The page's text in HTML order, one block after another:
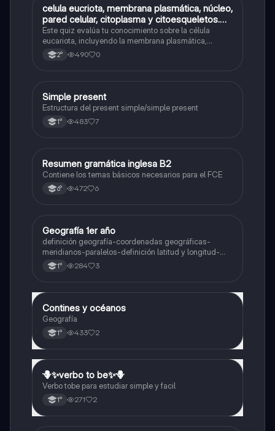
CBiología
celula eucriota, membrana plasmática, núcleo,
pared celular, citoplasma y citoesqueletos.
nombre se las partes de la celula eucariota
Este quiz evalúa tu conocimiento sobre la célula
eucariota, incluyendo la membrana plasmática,
núcleo, pared celular, citoplasma y citoesqueleto.
2° 490 0
Inglés
Simple present
Estructura del present simple/simple present
1° 483 7
Inglés
Resumen gramática inglesa B2
Contiene los temas básicos necesarios para el FCE
6° 472 6
Geografía
Geografía 1er año
definición geografía-coordenadas geográficas-
meridianos-paralelos-definición latitud y longitud-
elementos del mapa-definición mapa-localización
relativa y absoluta
1° 284 3
Geografía
Contines y océanos
Geografía
1° 433 2
Inglés
🪻✨️verbo to be✨️🪻
Verbo tobe para estudiar simple y facil
1° 271 2